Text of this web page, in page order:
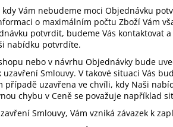
Vám nebudeme moci Objednávku
o maximálním počtu Zboží Vám
potvrdit, budeme Vás kontaktovat
nabídku potvrdíte.
nebo v návrhu Objednávky bude
Smlouvy. V takové situaci Vás
případě uzavřena ve chvíli, kdy Naši
chybu v Ceně se považuje například
Smlouvy, Vám vzniká závazek k